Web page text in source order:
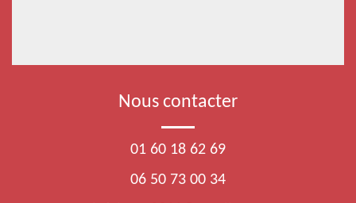
Nous contacter
01 60 18 62 69
06 50 73 00 34